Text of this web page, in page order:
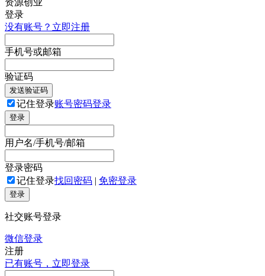
登录
没有账号？立即注册
手机号或邮箱
验证码
发送验证码
记住登录账号密码登录
登录
用户名/手机号/邮箱
登录密码
记住登录找回密码 | 免密登录
登录
社交账号登录
微信登录
注册
已有账号，立即登录